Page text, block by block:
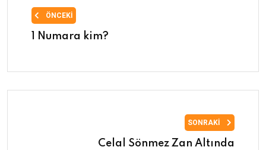
ÖNCEKI
1 Numara kim?
SONRAKI
Celal Sönmez Zan Altında